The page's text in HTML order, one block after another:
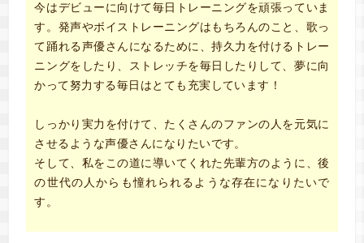
今はデビューに向けて毎日トレーニングを頑張っていま
す。発声やボイストレーニングはもちろんのこと、歌っ
て踊れる声優さんになるために、持久力を付けるトレー
ニングをしたり、ストレッチを毎日したりして、夢に向
かって努力する毎日はとても充実しています！
しっかり実力を付けて、たくさんのファンの人を元気に
させるような声優さんになりたいです。
そして、私をこの道に導いてくれた先輩方のように、後
の世代の人からも憧れられるような存在になりたいで
す。